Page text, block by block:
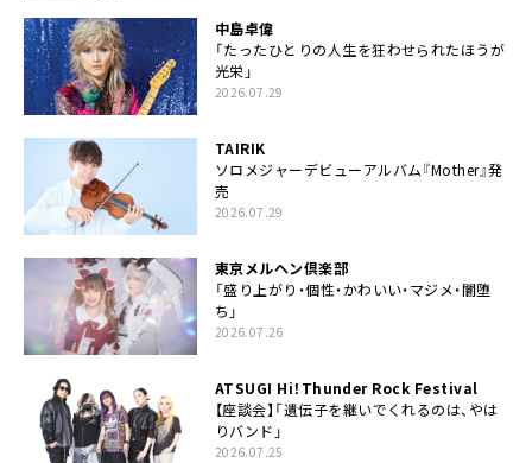
中島卓偉
「たったひとりの人生を狂わせられたほうが
光栄」
2026.07.29
TAIRIK
ソロメジャーデビューアルバム『Mother』発
売
2026.07.29
東京メルヘン倶楽部
「盛り上がり・個性・かわいい・マジメ・闇堕
ち」
2026.07.26
ATSUGI Hi！Thunder Rock Festival
【座談会】「遺伝子を継いでくれるのは、やは
りバンド」
2026.07.25